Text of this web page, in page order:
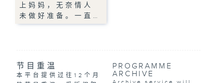
上妈妈，无奈情人
未做好准备。一直…
节目重温
本平台提供过往12个月
PROGRAMME
ARCHIVE